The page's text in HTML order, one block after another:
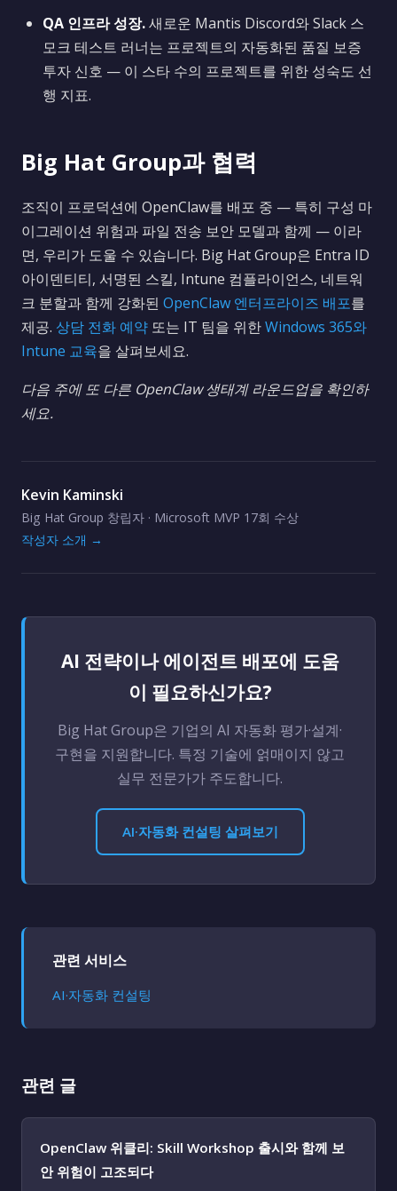
QA 인프라 성장.새로운 Mantis Discord와 Slack 스
모크 테스트 러너는 프로젝트의 자동화된 품질 보증
투자 신호 — 이 스타 수의 프로젝트를 위한 성숙도 선
행 지표.
Big Hat Group과 협력
조직이 프로덕션에 OpenClaw를 배포 중 — 특히 구성 마
이그레이션 위험과 파일 전송 보안 모델과 함께 — 이라
면, 우리가 도울 수 있습니다. Big Hat Group은 Entra ID
아이덴티티, 서명된 스킬, Intune 컴플라이언스, 네트워
크 분할과 함께 강화된 OpenClaw 엔터프라이즈 배포를
제공. 상담 전화 예약 또는 IT 팀을 위한Windows 365와
Intune 교육을 살펴보세요.
다음 주에 또 다른 OpenClaw 생태계 라운드업을 확인하
세요.
Kevin Kaminski
Big Hat Group 창립자 · Microsoft MVP 17회 수상
작성자 소개 →
AI 전략이나 에이전트 배포에 도움
이 필요하신가요?
Big Hat Group은 기업의 AI 자동화 평가·설계·
구현을 지원합니다. 특정 기술에 얽매이지 않고
실무 전문가가 주도합니다.
AI·자동화 컨설팅 살펴보기
관련 서비스
AI·자동화 컨설팅
관련 글
OpenClaw 위클리: Skill Workshop 출시와 함께 보
안 위험이 고조되다